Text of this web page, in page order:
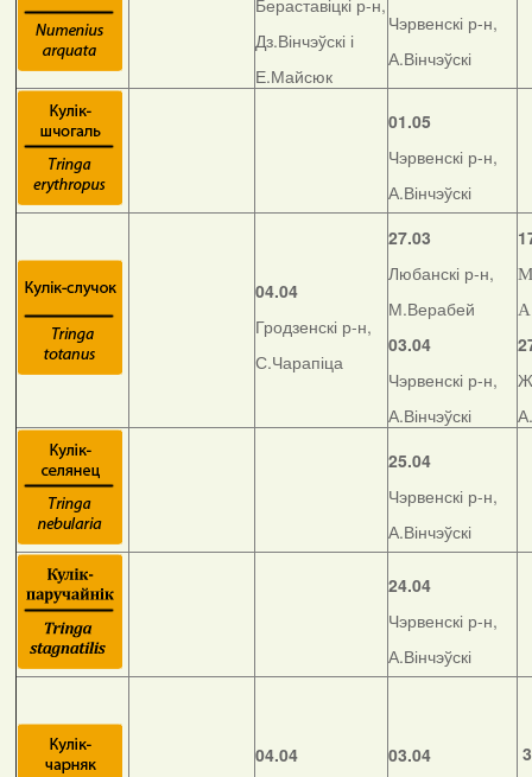
Бераставіцкі р-н,
Дз.Вінчэўскі і
Е.Майсюк
Чэрвенскі р-н,
А.Вінчэўскі
01.05
Чэрвенскі р-н,
А.Вінчэўскі
04.04
Гродзенскі р-н,
С.Чарапіца
27.03
Любанскі р-н,
М.Верабей
03.04
Чэрвенскі р-н,
А.Вінчэўскі
25.04
Чэрвенскі р-н,
А.Вінчэўскі
24.04
Чэрвенскі р-н,
А.Вінчэўскі
04.04
03.04